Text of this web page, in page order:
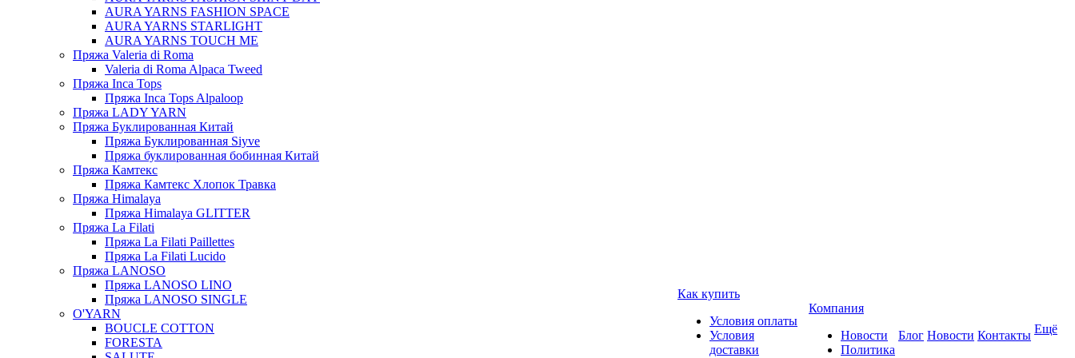
AURA YARNS FASHION SPACE
AURA YARNS STARLIGHT
AURA YARNS TOUCH ME
Пряжа Valeria di Roma
Valeria di Roma Alpaca Tweed
Пряжа Inca Tops
Пряжа Inca Tops Alpaloop
Пряжа LADY YARN
Пряжа Буклированная Китай
Пряжа Буклированная Siyve
Пряжа буклированная бобинная Китай
Пряжа Камтекс
Пряжа Камтекс Хлопок Травка
Пряжа Himalaya
Пряжа Himalaya GLITTER
Пряжа La Filati
Пряжа La Filati Paillettes
Пряжа La Filati Lucido
Пряжа LANOSO
Пряжа LANOSO LINO
Пряжа LANOSO SINGLE
O'YARN
BOUCLE COTTON
FORESTA
Как купить
Условия оплаты
Условия
доставки
Компания
Новости
Политика
Блог Новости Контакты Ещё